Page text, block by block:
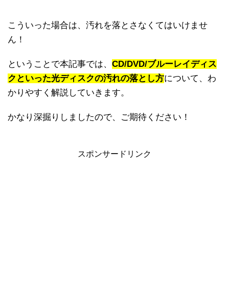
こういった場合は、汚れを落とさなくてはいけませ
ん！
ということで本記事では、 CD/DVD/ブルーレイディス
クといった光ディスクの汚れの落とし方について、わ
かりやすく解説していきます。
かなり深掘りしましたので、ご期待ください！
スポンサードリンク